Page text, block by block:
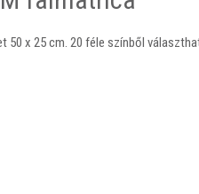
50 x 25 cm. 20 féle színből